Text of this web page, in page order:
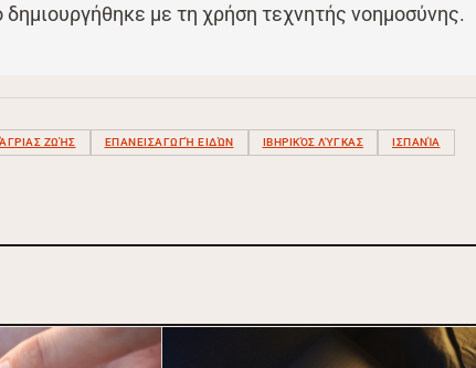
δημιουργήθηκε με τη χρήση τεχνητής νοημοσύνης.
ΖΩΉΣ ΕΠΑΝΕΙΣΑΓΩΓΉ ΕΙΔΏΝ ΙΒΗΡΙΚΌΣ ΛΎΓΚΑΣ ΙΣΠΑΝΊΑ